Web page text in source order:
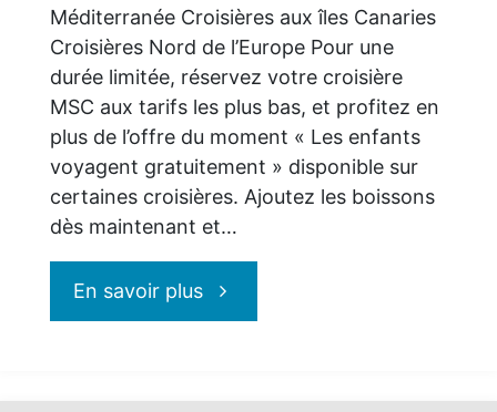
Méditerranée Croisières aux îles Canaries
Croisières Nord de l’Europe Pour une
durée limitée, réservez votre croisière
MSC aux tarifs les plus bas, et profitez en
plus de l’offre du moment « Les enfants
voyagent gratuitement » disponible sur
certaines croisières. Ajoutez les boissons
dès maintenant et…
En savoir plus"MSC